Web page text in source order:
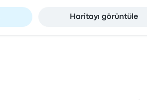
Haritayı görüntüle